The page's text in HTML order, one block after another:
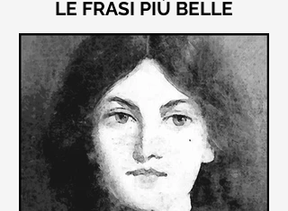
LE FRASI PIÙ BELLE